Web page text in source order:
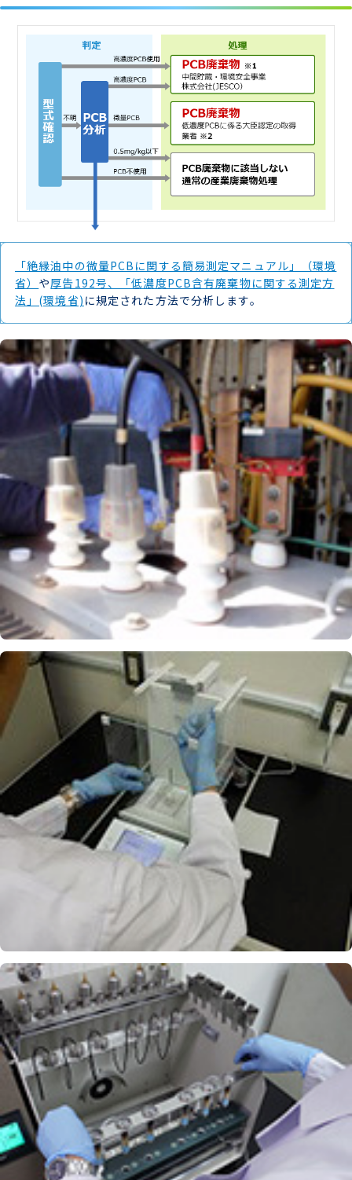
「絶縁油中の微量PCBに関する簡易測定マニュアル」（環境
省） や厚告192号、「低濃度PCB含有廃棄物に関する測定方
法」(環境省) に規定された方法で分析します。